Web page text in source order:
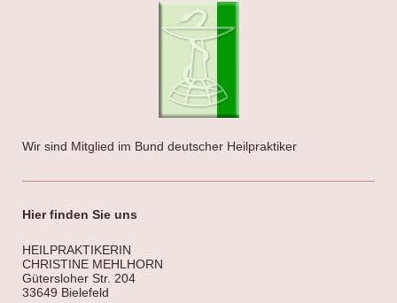
Wir sind Mitglied im Bund deutscher Heilpraktiker
Hier finden Sie uns
HEILPRAKTIKERIN
CHRISTINE MEHLHORN
Gütersloher Str. 204
33649 Bielefeld